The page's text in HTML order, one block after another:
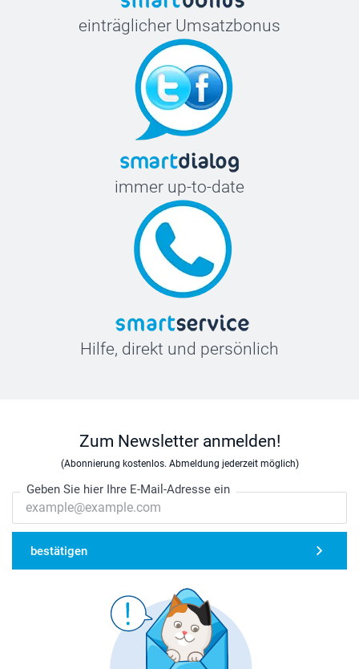
einträglicher Umsatzbonus
immer up-to-date
Hilfe, direkt und persönlich
Zum Newsletter anmelden!
(Abonnierung kostenlos. Abmeldung jederzeit möglich)
Geben Sie hier Ihre E-Mail-Adresse ein
bestätigen